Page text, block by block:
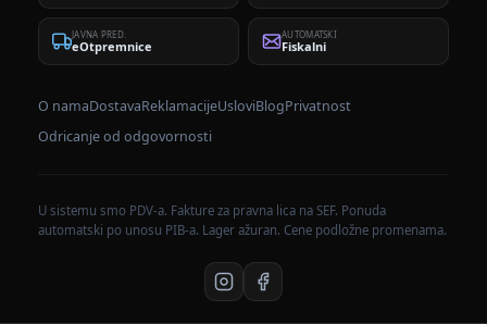
JAVNA PRED.
eOtpremnice
AUTOMATSKI
Fiskalni
O namaDostavaReklamacijeUsloviBlogPrivatnost
Odricanje od odgovornosti
U sistemu smo PDV-a. Fakture za pravna lica na SEF. Ponuda
automatski po unosu PIB-a. Lager ažuran. Cene podložne promenama.